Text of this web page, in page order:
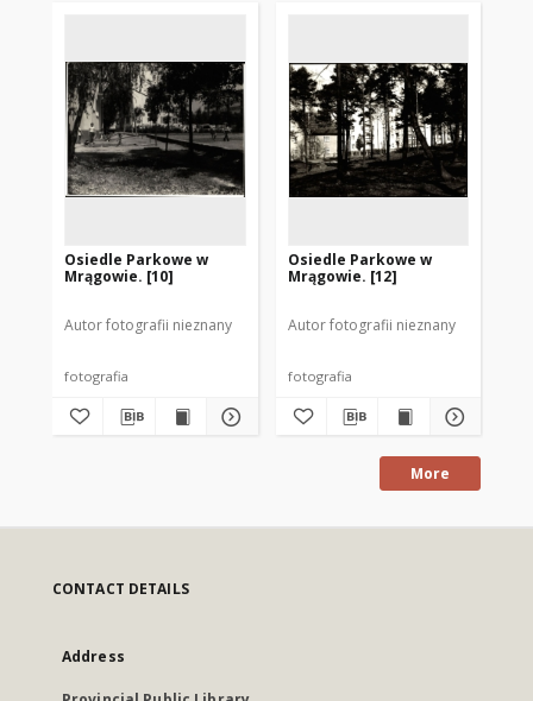
Osiedle Parkowe w
Mrągowie. [10]
Autor fotografii nieznany
fotografia
Osiedle Parkowe w
Mrągowie. [12]
Autor fotografii nieznany
fotografia
More
CONTACT DETAILS
Address